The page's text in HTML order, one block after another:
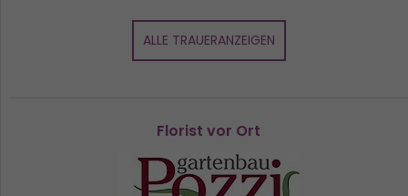
ALLE TRAUERANZEIGEN
Florist vor Ort